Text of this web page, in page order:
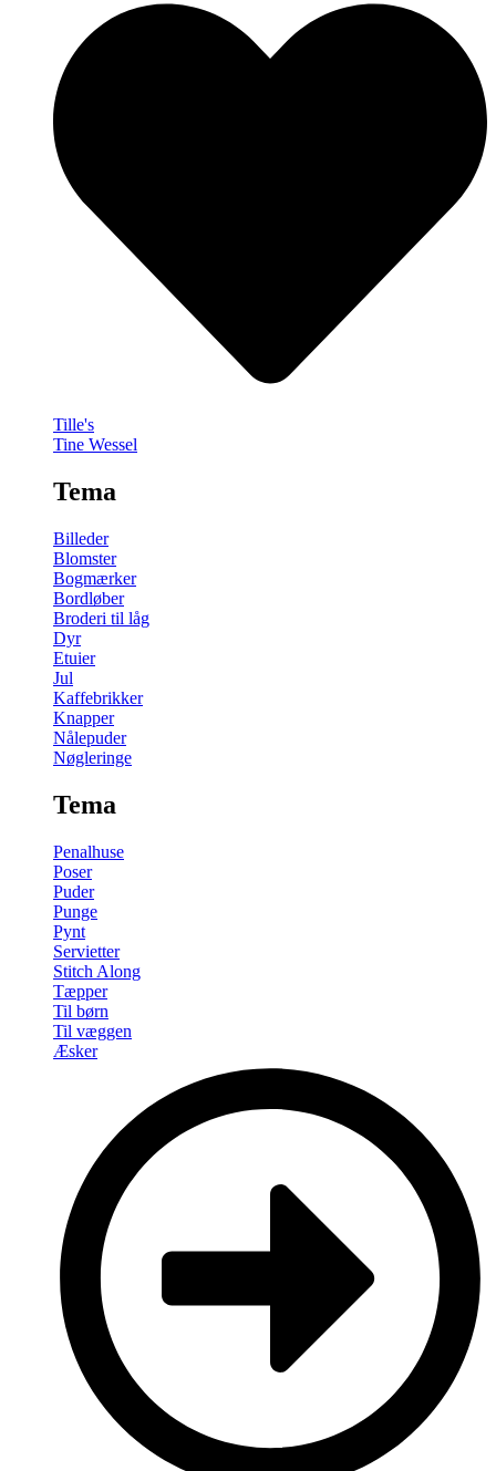
Tille's
Tine Wessel
Tema
Billeder
Blomster
Bogmærker
Bordløber
Broderi til låg
Dyr
Etuier
Jul
Kaffebrikker
Knapper
Nålepuder
Nøgleringe
Tema
Penalhuse
Poser
Puder
Punge
Pynt
Servietter
Stitch Along
Tæpper
Til børn
Til væggen
Æsker